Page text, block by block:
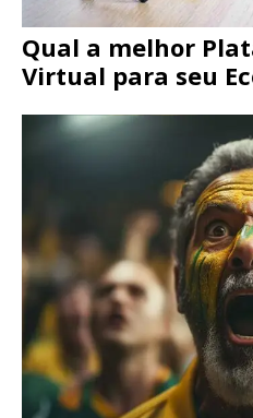
Qual a melhor
Virtual para seu